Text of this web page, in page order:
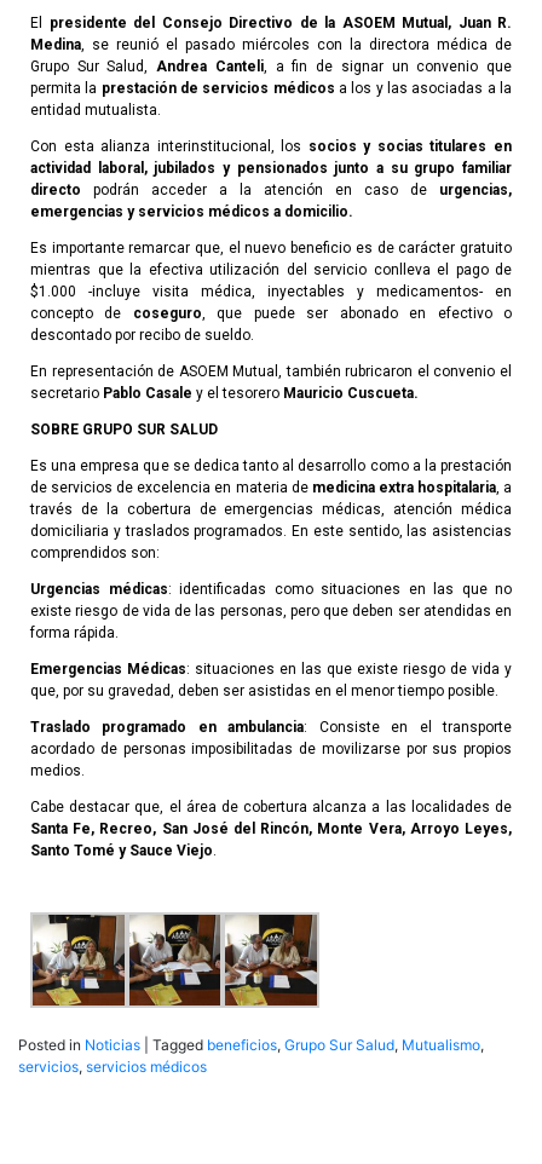
El
presidente del Consejo Directivo de la ASOEM Mutual, Juan R.
Medina , se reunió el pasado miércoles con la directora médica de
Grupo Sur Salud, Andrea Canteli, a fin de signar un convenio que
permita la prestación de servicios médicos a los y las asociadas a la
entidad mutualista.
Con esta alianza interinstitucional, los socios y socias titulares en
actividad laboral, jubilados y pensionados junto a su grupo familiar
directo podrán acceder a la atención en caso de urgencias,
emergencias y servicios médicos a domicilio.
Es importante remarcar que, el nuevo beneficio es de carácter gratuito
mientras que la efectiva utilización del servicio conlleva el pago de
$1.000 -incluye visita médica, inyectables y medicamentos- en
concepto de coseguro , que puede ser abonado en efectivo o
descontado por recibo de sueldo.
En representación de ASOEM Mutual, también rubricaron el convenio el
secretario Pablo Casale y el tesorero Mauricio Cuscueta.
SOBRE GRUPO SUR SALUD
Es una empresa que se dedica tanto al desarrollo como a la prestación
de servicios de excelencia en materia de medicina extra hospitalaria, a
través de la cobertura de emergencias médicas, atención médica
domiciliaria y traslados programados. En este sentido, las asistencias
comprendidos son:
Urgencias médicas: identificadas como situaciones en las que no
existe riesgo de vida de las personas, pero que deben ser atendidas en
forma rápida.
Emergencias Médicas: situaciones en las que existe riesgo de vida y
que, por su gravedad, deben ser asistidas en el menor tiempo posible.
Traslado programado en ambulancia: Consiste en el transporte
acordado de personas imposibilitadas de movilizarse por sus propios
medios.
Cabe destacar que, el área de cobertura alcanza a las localidades de
Santa Fe, Recreo, San José del Rincón, Monte Vera, Arroyo Leyes,
Santo Tomé y Sauce Viejo
Posted in Noticias Tagged beneficios, Grupo Sur Salud, Mutualismo,
servicios, servicios médicos